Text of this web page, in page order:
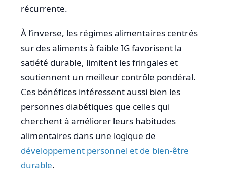
récurrente.
À l’inverse, les régimes alimentaires centrés
sur des aliments à faible IG favorisent la
satiété durable, limitent les fringales et
soutiennent un meilleur contrôle pondéral.
Ces bénéfices intéressent aussi bien les
personnes diabétiques que celles qui
cherchent à améliorer leurs habitudes
alimentaires dans une logique de
développement personnel et de bien-être
durable.